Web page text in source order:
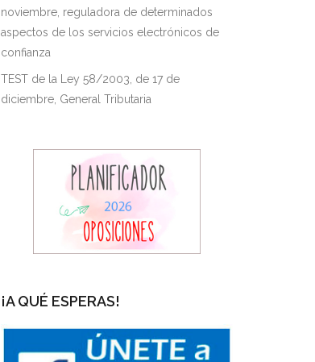
noviembre, reguladora de determinados
aspectos de los servicios electrónicos de
confianza
TEST de la Ley 58/2003, de 17 de
diciembre, General Tributaria
¡A QUÉ ESPERAS!